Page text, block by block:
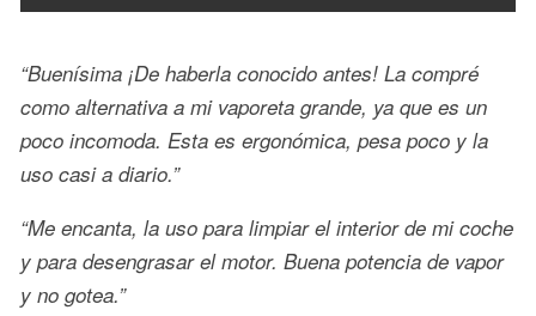
“Buenísima ¡De haberla conocido antes! La compré
como alternativa a mi vaporeta grande, ya que es un
poco incomoda. Esta es ergonómica, pesa poco y la
uso casi a diario.”
“Me encanta, la uso para limpiar el interior de mi coche
y para desengrasar el motor. Buena potencia de vapor
y no gotea.”